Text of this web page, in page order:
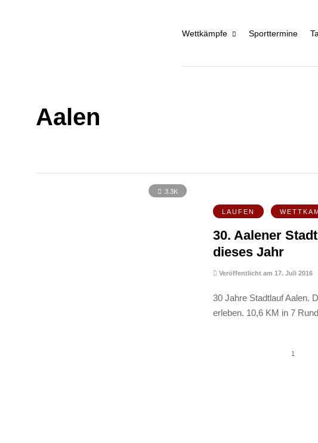
Wettkämpfe Sporttermine
Aalen
3.3K
LAUFEN
30. Aalener
dieses Jahr
Veröffentlicht am 17. Juli 2016
30 Jahre Stadtlauf Aalen.
erleben. 10,6 KM in 7
1